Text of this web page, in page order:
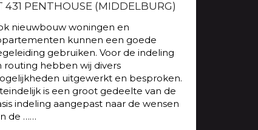
431 PENTHOUSE (MIDDELBURG)
nieuwbouw woningen en
kunnen een goede
gebruiken. Voor de indeling
routing hebben wij divers
uitgewerkt en besproken.
is een groot gedeelte van de
indeling aangepast naar de wensen
de ……